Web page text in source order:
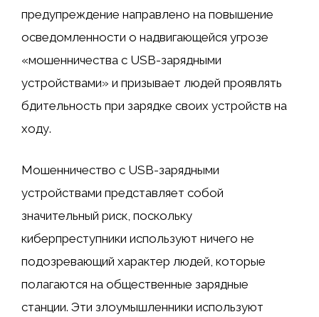
предупреждение направлено на повышение
осведомленности о надвигающейся угрозе
«мошенничества с USB-зарядными
устройствами» и призывает людей проявлять
бдительность при зарядке своих устройств на
ходу.
Мошенничество с USB-зарядными
устройствами представляет собой
значительный риск, поскольку
киберпреступники используют ничего не
подозревающий характер людей, которые
полагаются на общественные зарядные
станции. Эти злоумышленники используют